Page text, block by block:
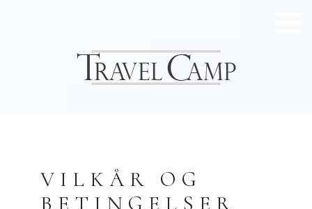
VILKÅR OG
BETINGELSER
Husk meg
Glemt passord?